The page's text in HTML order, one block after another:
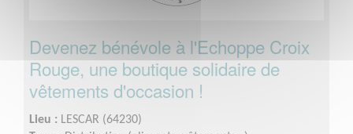
Devenez bénévole à l'Echoppe Croix
Rouge, une boutique solidaire de
vêtements d'occasion !
Lieu : LESCAR (64230)